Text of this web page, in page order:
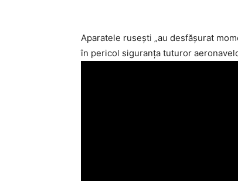
Aparatele ruseşti „au desfăşurat
în pericol siguranţa tuturor